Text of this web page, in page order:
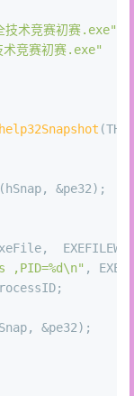
技术竞赛初赛.exe"
术竞赛初赛.exe"
(hSnap, &pe32);
EXEFILEW,
,PID=%d\n" ,
&pe32);